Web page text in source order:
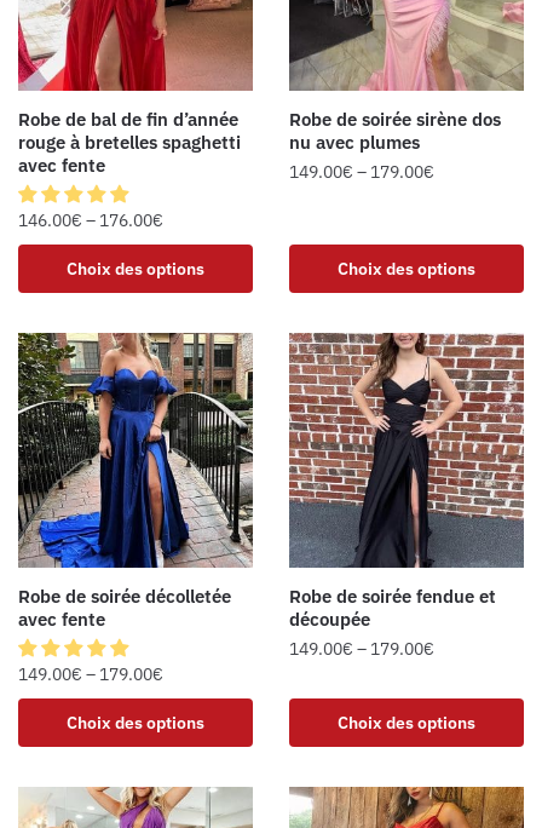
Robe de bal de fin d’année
rouge à bretelles spaghetti
avec fente
146.00€ – 176.00€
Choix des options
Robe de soirée sirène dos
nu avec plumes
149.00€ – 179.00€
Choix des options
Robe de soirée décolletée
avec fente
149.00€ – 179.00€
Choix des options
Robe de soirée fendue et
découpée
149.00€ – 179.00€
Choix des options